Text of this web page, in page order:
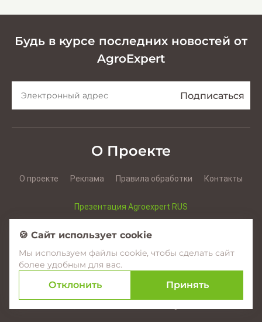
Будь в курсе последних новостей от
AgroExpert
О Проекте
О проекте Реклама Правила обработки Контакты
Презентация Agroexpert RUS
Презентация Agroexpert RO
Facebook YouTube Instagram
© 2017–2026 Agroexpert.md
🍪 Сайт использует cookie
Мы используем файлы cookie, чтобы сделать сайт
более удобным для вас.
Отклонить Принять